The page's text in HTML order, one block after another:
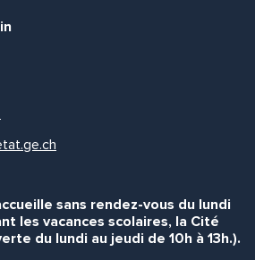
sans rendez-vous du lundi
les vacances scolaires, la Cité
du lundi au jeudi de 10h à 13h.).